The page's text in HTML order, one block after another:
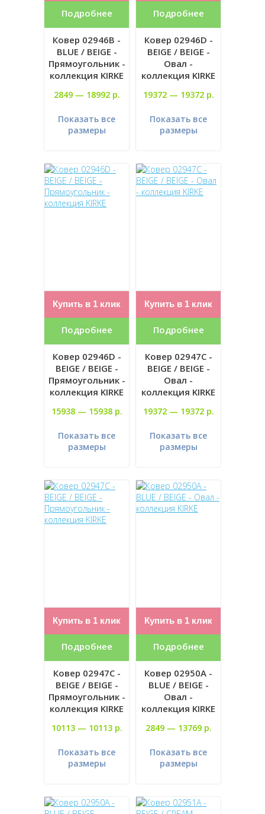
Подробнее
Ковер 02946B -
BLUE / BEIGE -
Прямоугольник -
коллекция KIRKE
2849 — 18992 р.
Показать все
размеры
Подробнее
Ковер 02946D -
BEIGE / BEIGE -
Овал -
коллекция KIRKE
19372 — 19372 р.
Показать все
размеры
Купить в 1 клик
Подробнее
Ковер 02946D -
BEIGE / BEIGE -
Прямоугольник -
коллекция KIRKE
15938 — 15938 р.
Показать все
размеры
Купить в 1 клик
Подробнее
Ковер 02947C -
BEIGE / BEIGE -
Овал -
коллекция KIRKE
19372 — 19372 р.
Показать все
размеры
Купить в 1 клик
Подробнее
Ковер 02947C -
BEIGE / BEIGE -
Прямоугольник -
коллекция KIRKE
10113 — 10113 р.
Показать все
размеры
Купить в 1 клик
Подробнее
Ковер 02950A -
BLUE / BEIGE -
Овал -
коллекция KIRKE
2849 — 13769 р.
Показать все
размеры